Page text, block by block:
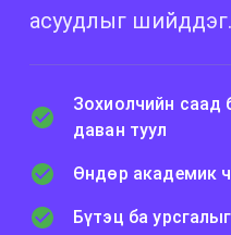
асуудлыг шийддэг.
Зохиолчийн саад
даван туул
Өндөр академик
Бүтэц ба